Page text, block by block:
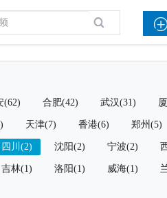

(62) 合肥(42) 武汉(31)
天津(7) 香港(6) 郑州(5)
四川(2) 沈阳(2) 宁波(2)
吉林(1) 洛阳(1) 威海(1)